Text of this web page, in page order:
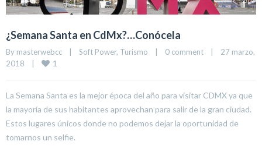
¿Semana Santa en CdMx?…Conócela
By masterwebcc | Soft Power, Turismo | 0 comment |
27 marzo,
2018
| 1
La Semana Santa es la mejor época del año para visitar CDMX ya que
la mayoría de sus habitantes aprovechan para salir de la gran ciudad.
Estos lugares únicos donde no podemos dejar la oportunidad de
tomarnos un selfie.